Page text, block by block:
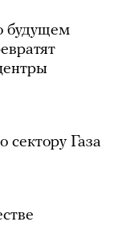
будущем
сектору Газа